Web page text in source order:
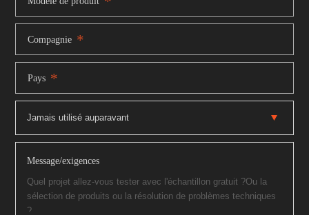
Compagnie *
Pays *
Message/exigences